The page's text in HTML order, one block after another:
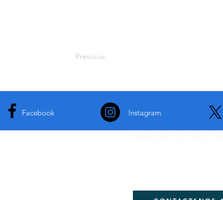
Previous
Facebook Instagram